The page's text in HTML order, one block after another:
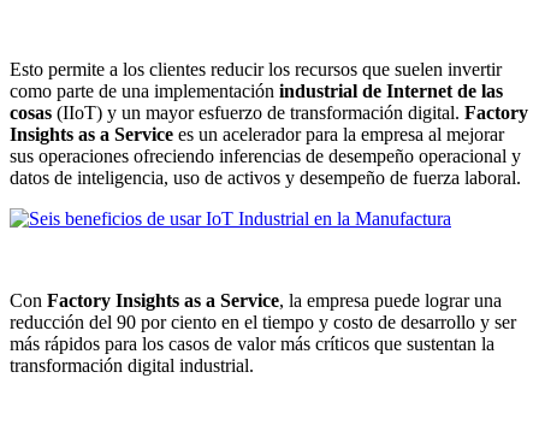
Esto permite a los clientes reducir los recursos que suelen invertir
como parte de una implementación industrial de Internet de las
cosas (IIoT) y un mayor esfuerzo de transformación digital. Factory
Insights as a Service es un acelerador para la empresa al mejorar
sus operaciones ofreciendo inferencias de desempeño operacional y
datos de inteligencia, uso de activos y desempeño de fuerza laboral.
Con Factory Insights as a Service, la empresa puede lograr una
reducción del 90 por ciento en el tiempo y costo de desarrollo y ser
más rápidos para los casos de valor más críticos que sustentan la
transformación digital industrial.